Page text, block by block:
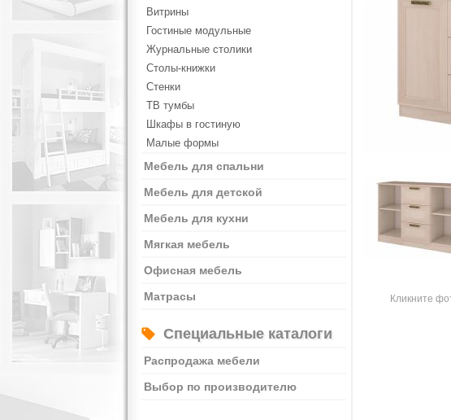
Витрины
Гостиные модульные
Журнальные столики
Столы-книжки
Стенки
ТВ тумбы
Шкафы в гостиную
Малые формы
Мебель для спальни
Мебель для детской
Мебель для кухни
Мягкая мебель
Офисная мебель
Матрасы
Специальные каталоги
Распродажа мебели
Выбор по производителю
Кликните